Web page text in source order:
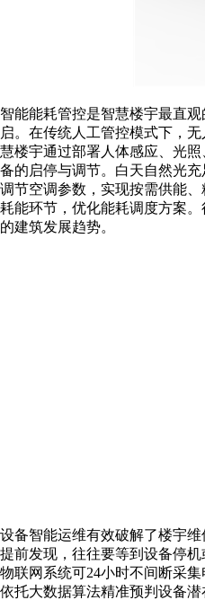
智能能耗管控是智慧楼宇最直
启。在传统人工管控模式下，
慧楼宇通过部署人体感应、光
备的启停与调节。白天自然光
调节空调参数，实现按需供能
耗能环节，优化能耗调度方案
的建筑发展趋势。
设备智能运维有效破解了楼宇
提前发现，往往要等到设备停
物联网系统可24小时不间断采
依托大数据算法精准预判设备